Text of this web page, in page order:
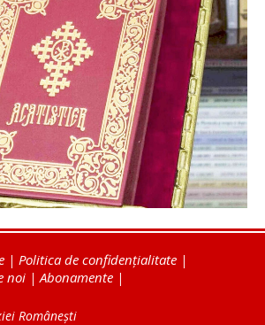
| Politica de confidențialitate |
noi | Abonamente |
Românești